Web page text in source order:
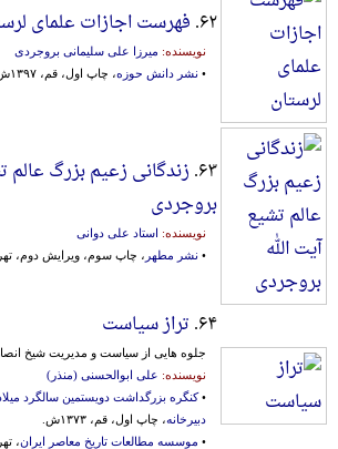
۶۲. فهرست اجازات علمای
نویسنده: میرزا علی سلیمانی بروجردی
• نشر دانش حوزه، چاپ اول، قم، ۱۳۹۷ش.
۶۳. زندگانی زعیم بزرگ عالم
بروجردی
نویسنده: استاد علی دوانی
• نشر مطهر ، چاپ سوم، ویرایش دوم، تهران،
۶۴. تراز سیاست
جلوه هایی از سیاست و مدیریت شیخ
نویسنده: علی ابوالحسنی (منذر)
•کنگره بزرگداشت دویستمین سالگرد
دبیرخانه، چاپ اول، قم، ۱۳۷۳ش.
• موسسه مطالعات تاریخ معاصر ایران،